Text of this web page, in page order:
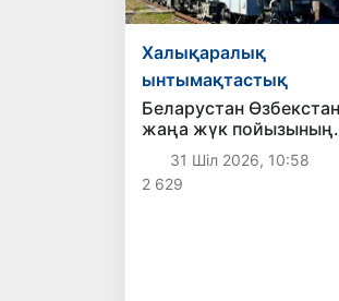
Халықаралық
ынтымақтастық
Беларустан
жаңа жүк пойызының
қатынауы жолға
қойылды
31 Шіл 2026, 10:58
2 629